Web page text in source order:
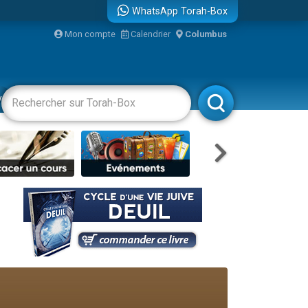
le temps
maman
WhatsApp Torah-Box
Mon compte Calendrier Columbus
Livres Rabbanim